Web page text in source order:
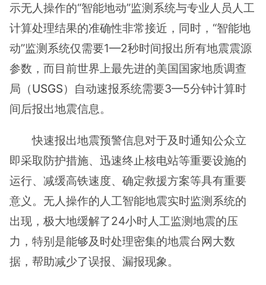
示无人操作的“智能地动”监测系统与专业人员人工
计算处理结果的准确性非常接近，同时，“智能地
动”监测系统仅需要1—2秒时间报出所有地震震源
参数，而目前世界上最先进的美国国家地质调查
局（USGS）自动速报系统需要3—5分钟计算时
间后报出地震信息。
快速报出地震预警信息对于及时通知公众立
即采取防护措施、迅速终止核电站等重要设施的
运行、减缓高铁速度、确定救援方案等具有重要
意义。无人操作的人工智能地震实时监测系统的
出现，极大地缓解了24小时人工监测地震的压
力，特别是能够及时处理密集的地震台网大数
据，帮助减少了误报、漏报现象。